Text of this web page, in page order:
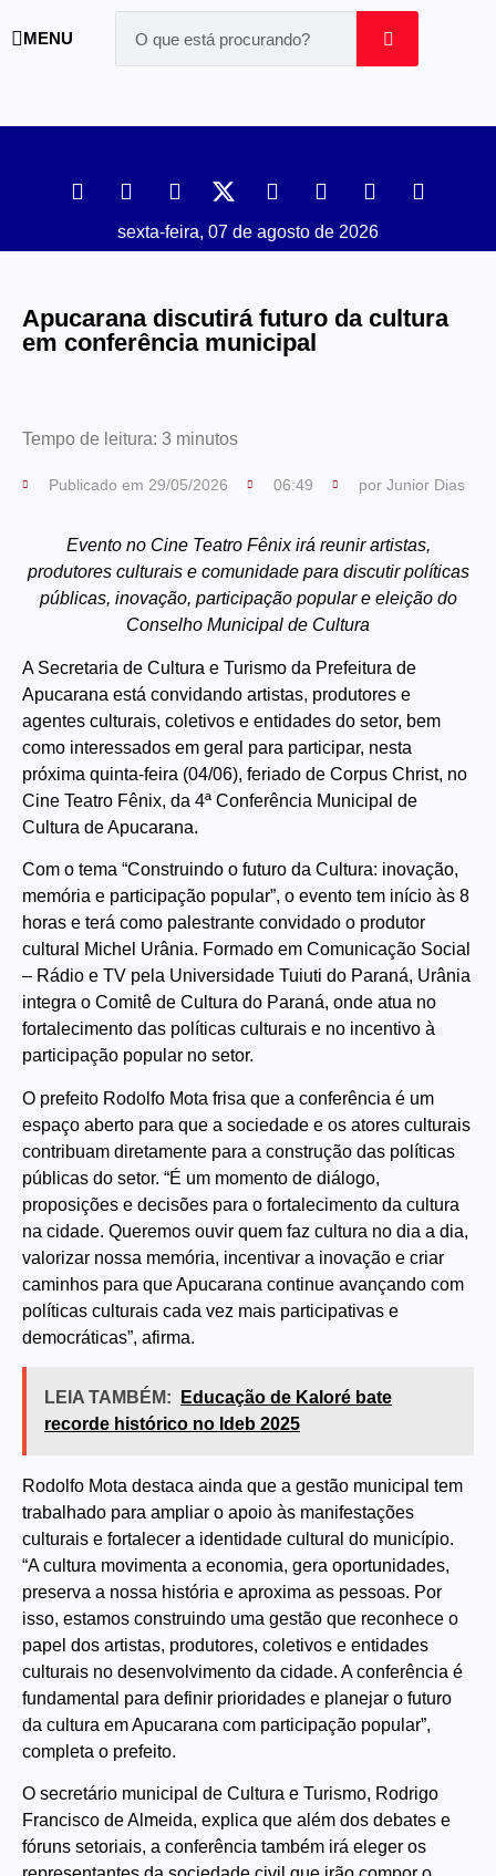
MENU
sexta-feira, 07 de agosto de 2026
Apucarana discutirá futuro da cultura
em conferência municipal
Tempo de leitura: 3 minutos
Publicado em 29/05/2026 06:49 por Junior Dias
Evento no Cine Teatro Fênix irá reunir artistas,
produtores culturais e comunidade para discutir políticas
públicas, inovação, participação popular e eleição do
Conselho Municipal de Cultura
A Secretaria de Cultura e Turismo da Prefeitura de
Apucarana está convidando artistas, produtores e
agentes culturais, coletivos e entidades do setor, bem
como interessados em geral para participar, nesta
próxima quinta-feira (04/06), feriado de Corpus Christ, no
Cine Teatro Fênix, da 4ª Conferência Municipal de
Cultura de Apucarana.
Com o tema “Construindo o futuro da Cultura: inovação,
memória e participação popular”, o evento tem início às 8
horas e terá como palestrante convidado o produtor
cultural Michel Urânia. Formado em Comunicação Social
– Rádio e TV pela Universidade Tuiuti do Paraná, Urânia
integra o Comitê de Cultura do Paraná, onde atua no
fortalecimento das políticas culturais e no incentivo à
participação popular no setor.
O prefeito Rodolfo Mota frisa que a conferência é um
espaço aberto para que a sociedade e os atores culturais
contribuam diretamente para a construção das políticas
públicas do setor. “É um momento de diálogo,
proposições e decisões para o fortalecimento da cultura
na cidade. Queremos ouvir quem faz cultura no dia a dia,
valorizar nossa memória, incentivar a inovação e criar
caminhos para que Apucarana continue avançando com
políticas culturais cada vez mais participativas e
democráticas”, afirma.
LEIA TAMBÉM:
Educação de Kaloré bate
recorde histórico no Ideb 2025
Rodolfo Mota destaca ainda que a gestão municipal tem
trabalhado para ampliar o apoio às manifestações
culturais e fortalecer a identidade cultural do município.
“A cultura movimenta a economia, gera oportunidades,
preserva a nossa história e aproxima as pessoas. Por
isso, estamos construindo uma gestão que reconhece o
papel dos artistas, produtores, coletivos e entidades
culturais no desenvolvimento da cidade. A conferência é
fundamental para definir prioridades e planejar o futuro
da cultura em Apucarana com participação popular”,
completa o prefeito.
O secretário municipal de Cultura e Turismo, Rodrigo
Francisco de Almeida, explica que além dos debates e
fóruns setoriais, a conferência também irá eleger os